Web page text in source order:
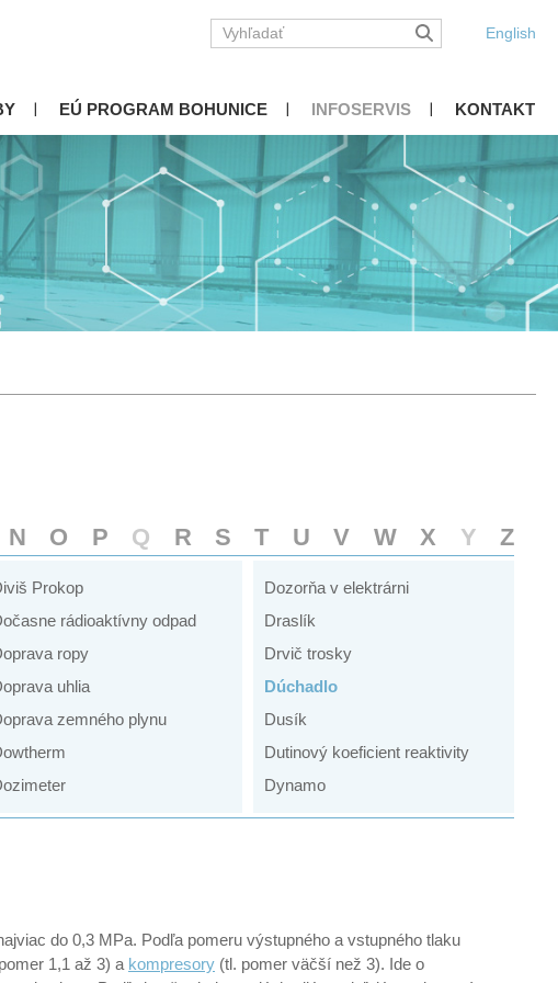
English
EÚ PROGRAM BOHUNICE INFOSERVIS KONTAKT
N O P Q R S T U V W X Y Z
Prokop
rádioaktívny odpad
ropy
uhlia
zemného plynu
Dozorňa v elektrárni
Draslík
Drvič trosky
Dúchadlo
Dusík
Dutinový koeficient reaktivity
Dynamo
do 0,3 MPa. Podľa pomeru výstupného a vstupného tlaku
1,1 až 3) a kompresory (tl. pomer väčší než 3). Ide o